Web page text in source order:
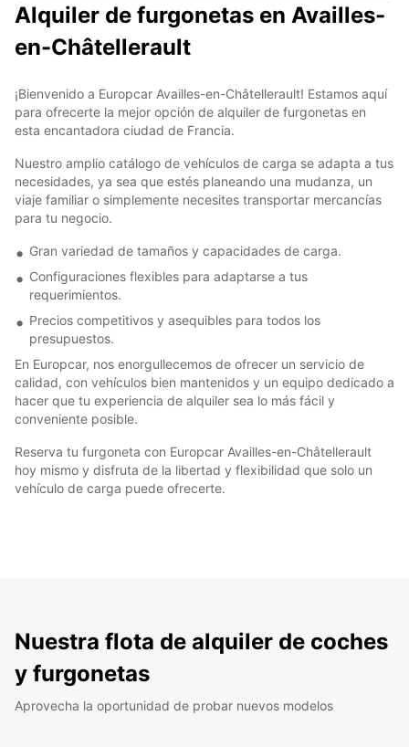
Alquiler de furgonetas en Availles-
en-Châtellerault
¡Bienvenido a Europcar Availles-en-Châtellerault! Estamos aquí
para ofrecerte la mejor opción de alquiler de furgonetas en
esta encantadora ciudad de Francia.
Nuestro amplio catálogo de vehículos de carga se adapta a tus
necesidades, ya sea que estés planeando una mudanza, un
viaje familiar o simplemente necesites transportar mercancías
para tu negocio.
Gran variedad de tamaños y capacidades de carga.
Configuraciones flexibles para adaptarse a tus
requerimientos.
Precios competitivos y asequibles para todos los
presupuestos.
En Europcar, nos enorgullecemos de ofrecer un servicio de
calidad, con vehículos bien mantenidos y un equipo dedicado a
hacer que tu experiencia de alquiler sea lo más fácil y
conveniente posible.
Reserva tu furgoneta con Europcar Availles-en-Châtellerault
hoy mismo y disfruta de la libertad y flexibilidad que solo un
vehículo de carga puede ofrecerte.
Nuestra flota de alquiler de coches
y furgonetas
Aprovecha la oportunidad de probar nuevos modelos